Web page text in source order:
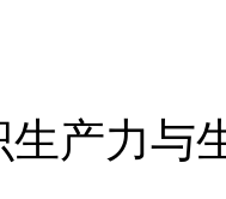
产力与